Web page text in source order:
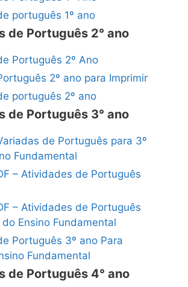
português 1º ano
de Português 2° ano
Português 2º Ano
2º ano para Imprimir
português 2º ano
de Português 3° ano
de Português para 3º
Fundamental
– Atividades de Português
– Atividades de Português
Ensino Fundamental
Português 3º ano Para
Fundamental
de Português 4° ano